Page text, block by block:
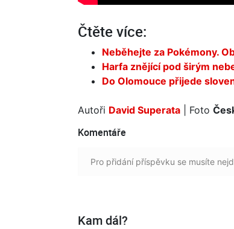
Čtěte více:
Neběhejte za Pokémony.
Harfa znějící pod širým
Do Olomouce přijede
Autoři David Superata | Foto
Komentáře
Pro přidání příspěvku se musíte
Kam dál?